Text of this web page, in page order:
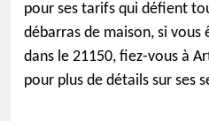
pour ses tarifs qui défient
débarras de maison, si vous
dans le 21150, fiez-vous à
pour plus de détails sur ses